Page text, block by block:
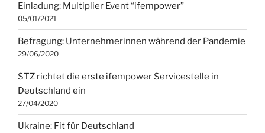
Einladung: Multiplier Event “ifempower”
05/01/2021
Befragung: Unternehmerinnen während der Pandemie
29/06/2020
STZ richtet die erste ifempower Servicestelle in
Deutschland ein
27/04/2020
Ukraine: Fit für Deutschland